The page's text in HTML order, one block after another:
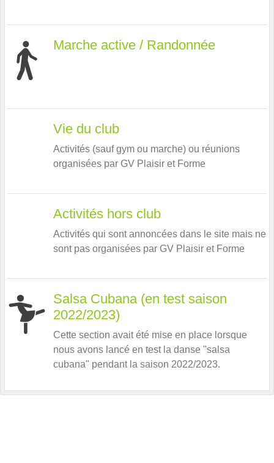
Marche active / Randonnée
Vie du club
Activités (sauf gym ou marche) ou réunions
organisées par GV Plaisir et Forme
Activités hors club
Activités qui sont annoncées dans le site mais ne
sont pas organisées par GV Plaisir et Forme
Salsa Cubana (en test saison
2022/2023)
Cette section avait été mise en place lorsque
nous avons lancé en test la danse "salsa
cubana" pendant la saison 2022/2023.